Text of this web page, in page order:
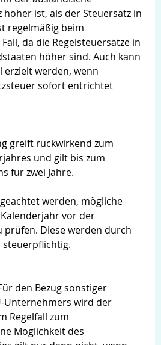
ist, als der Steuersatz in
regelmäßig beim
da die Regelsteuersätze in
höher sind. Auch kann
werden, wenn
sofort entrichtet
greift rückwirkend zum
und gilt bis zum
für zwei Jahre.
werden, mögliche
vor der
prüfen. Diese werden durch
steuerpflichtig.
den Bezug sonstiger
Unternehmers wird der
Regelfall zum
Möglichkeit des